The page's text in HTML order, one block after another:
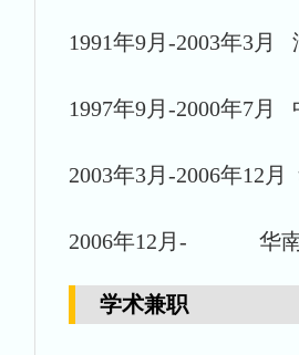
1991年9月-2003年3
1997年9月-2000年7月
2003年3月-2006年12
2006年12月- 华南
学术兼职